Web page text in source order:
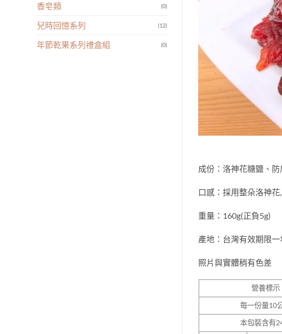
香皂類 (0)
兒時回憶系列 (12)
年節乾果系列禮盒組 (0)
成份：洛神花糖鹽、
口感：採用整朵洛神
重量：160g(正負5g)
產地：台灣有效期限一
照片與實體稍有色差
營養標示
每一份量10
本包裝含有